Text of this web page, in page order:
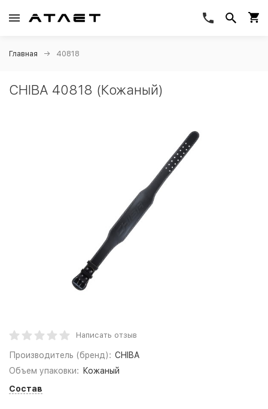
Главная 40818
CHIBA 40818 (Кожаный)
Написать отзыв
Производитель (бренд): CHIBA
Объем упаковки:
Кожаный
Состав